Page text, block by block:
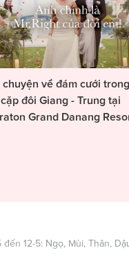
chuyện về đám cưới
đôi Giang - Trung tại
Grand Danang
12-5: Ngọ, Mùi, Thân,